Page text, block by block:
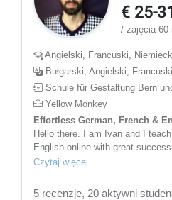
€ 25-31
/ zajęcia 60
Angielski, Francuski,
Bułgarski, Angielski,
Schule für Gestaltung Bern
Yellow Monkey
Effortless German, French &
Hello there. I am Ivan and I
English online with great
Czytaj więcej
5 recenzje, 20 aktywni